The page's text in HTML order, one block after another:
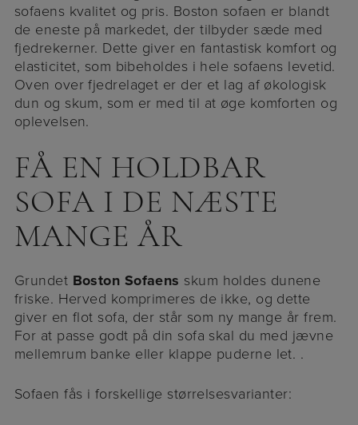
sofaens kvalitet og pris. Boston sofaen er blandt
de eneste på markedet, der tilbyder sæde med
fjedrekerner. Dette giver en fantastisk komfort og
elasticitet, som bibeholdes i hele sofaens levetid.
Oven over fjedrelaget er der et lag af økologisk
dun og skum, som er med til at øge komforten og
oplevelsen.
FÅ EN HOLDBAR
SOFA I DE NÆSTE
MANGE ÅR
Grundet Boston Sofaens skum holdes dunene
friske. Herved komprimeres de ikke, og dette
giver en flot sofa, der står som ny mange år frem.
For at passe godt på din sofa skal du med jævne
mellemrum banke eller klappe puderne let. .
Sofaen fås i forskellige størrelsesvarianter: